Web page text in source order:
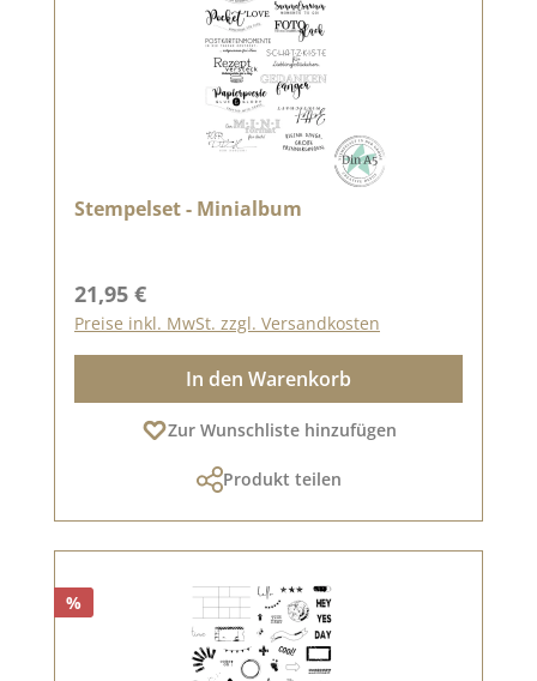
Stempelset - Minialbum
Regulärer Preis:
21,95 €
Preise inkl. MwSt. zzgl. Versandkosten
In den Warenkorb
Zur Wunschliste hinzufügen
Produkt teilen
%